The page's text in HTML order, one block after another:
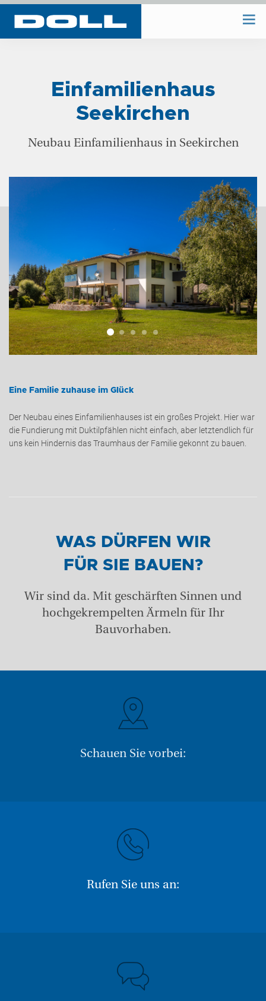
WIR PLANEN
BAUHOF
UNTERNEHMEN
KONTAKT
ADRESSE
Einfamilienhaus
Seekirchen
Neubau Einfamilienhaus in Seekirchen
Eine Familie zuhause im Glück
Der Neubau eines Einfamilienhauses ist ein großes Projekt. Hier war
die Fundierung mit Duktilpfählen nicht einfach, aber letztendlich für
uns kein Hindernis das Traumhaus der Familie gekonnt zu bauen.
WAS DÜRFEN WIR
FÜR SIE BAUEN?
Wir sind da. Mit geschärften Sinnen und
hochgekrempelten Ärmeln für Ihr
Bauvorhaben.
Schauen Sie vorbei:
Rufen Sie uns an: